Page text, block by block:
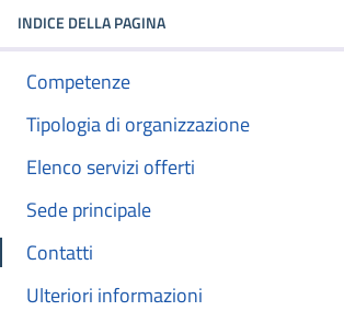
INDICE DELLA PAGINA
Competenze
Tipologia di organizzazione
Elenco servizi offerti
Sede principale
Contatti
Ulteriori informazioni